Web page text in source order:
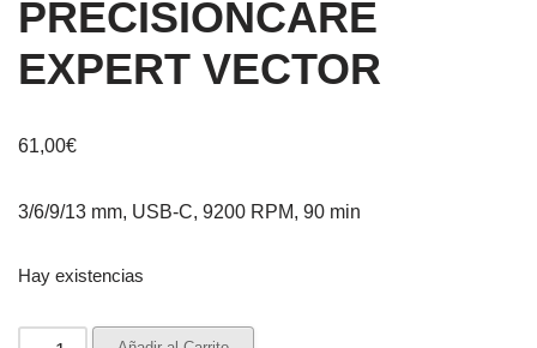
PRECISIONCARE
EXPERT VECTOR
61,00€
3/6/9/13 mm, USB-C, 9200 RPM, 90 min
Hay existencias